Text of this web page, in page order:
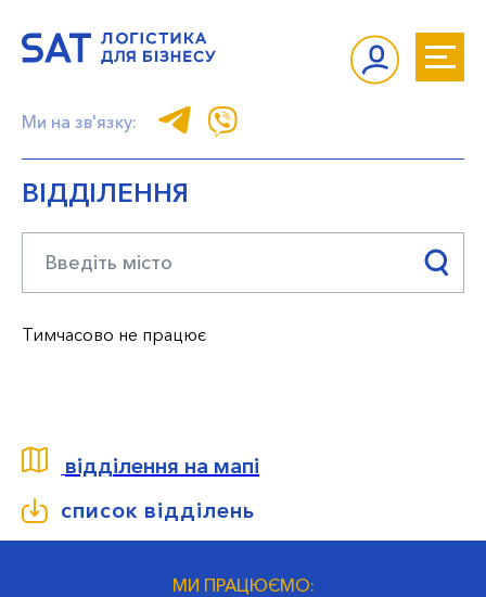
Ми на зв'язку:
ВІДДІЛЕННЯ
Тимчасово не працює
відділення на мапі
список відділень
МИ ПРАЦЮЄМО: